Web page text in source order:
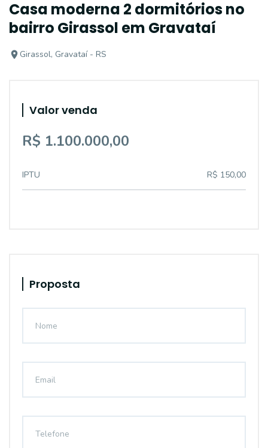
Casa moderna 2 dormitórios no
bairro Girassol em Gravataí
Girassol, Gravataí - RS
Valor venda
R$ 1.100.000,00
IPTU R$ 150,00
Proposta